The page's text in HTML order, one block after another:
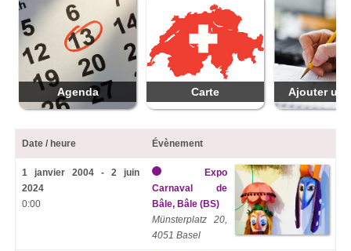
Agenda Carte Ajouter
Date / heure Évènement
1 janvier 2004 - 2 juin
2024
0:00
Expo
Carnaval de
Bâle, Bâle (BS)
Münsterplatz 20,
4051 Basel